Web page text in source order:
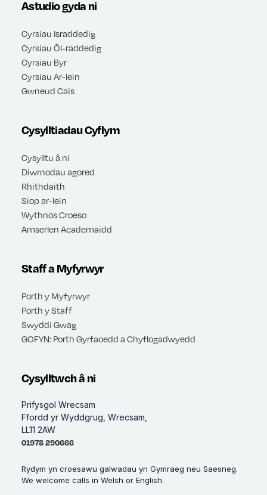
Astudio gyda ni
Cyrsiau Israddedig
Cyrsiau Ôl-raddedig
Cyrsiau Byr
Cyrsiau Ar-lein
Gwneud Cais
Cysylltiadau Cyflym
Cysylltu â ni
Diwrnodau agored
Rhithdaith
Siop ar-lein
Wythnos Croeso
Amserlen Academaidd
Staff a Myfyrwyr
Porth y Myfyrwyr
Porth y Staff
Swyddi Gwag
GOFYN: Porth Gyrfaoedd a Chyflogadwyedd
Cysylltwch â ni
Prifysgol Wrecsam
Ffordd yr Wyddgrug, Wrecsam,
LL11 2AW
01978 290666
Rydym yn croesawu galwadau yn Gymraeg neu Saesneg.
We welcome calls in Welsh or English.